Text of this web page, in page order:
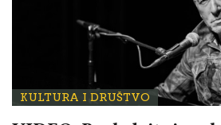
KULTURA I DRUŠTVO